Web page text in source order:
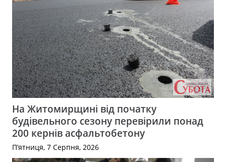
На Житомирщині від початку
будівельного сезону перевірили понад
200 кернів асфальтобетону
П’ятниця, 7 Серпня, 2026